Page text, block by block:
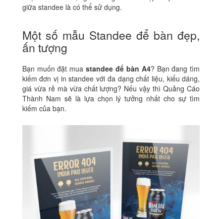
giữa standee là có thể sử dụng.
Một số mẫu Standee để bàn đẹp,
ấn tượng
Bạn muốn đặt muastandee để bàn A4? Bạn đang tìm
kiếm đơn vị in standee với đa dạng chất liệu, kiểu dáng,
giá vừa rẻ mà vừa chất lượng? Nếu vậy thì Quảng Cáo
Thành Nam sẽ là lựa chọn lý tưởng nhất cho sự tìm
kiếm của bạn.